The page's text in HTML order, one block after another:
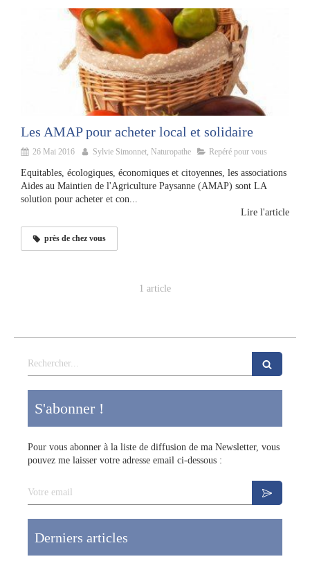
Les AMAP pour acheter local et solidaire
26 Mai 2016 Sylvie Simonnet, Naturopathe Repéré pour vous
Equitables, écologiques, économiques et citoyennes, les associations
Aides au Maintien de l'Agriculture Paysanne (AMAP) sont LA
solution pour acheter et con...
Lire l'article
près de chez vous
1 article
Rechercher
S'abonner !
Pour vous abonner à la liste de diffusion de ma Newsletter, vous
pouvez me laisser votre adresse email ci-dessous :
Votre email
Derniers articles